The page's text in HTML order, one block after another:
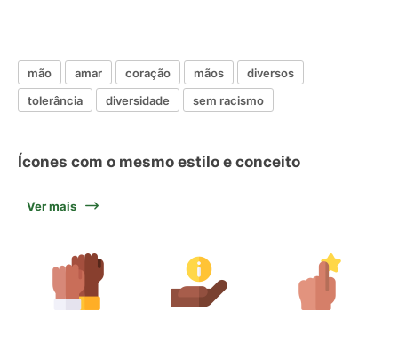
mão amar coração mãos
diversos
tolerância
diversidade sem racismo
Ícones com o mesmo estilo e conceito
Ver mais